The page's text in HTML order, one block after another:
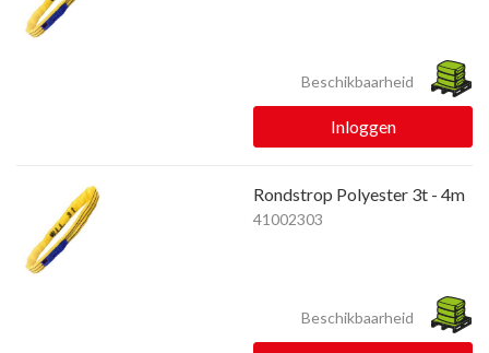
Beschikbaarheid
Inloggen
Rondstrop Polyester 3t - 4m
41002303
Beschikbaarheid